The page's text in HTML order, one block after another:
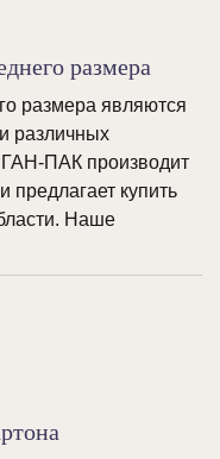
размера
размера являются
различных
ПАК производит
предлагает купить
Наше